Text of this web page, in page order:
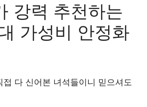
강력 추천하는
가성비 안정화
접 다 신어본 녀석들이니 믿으셔도